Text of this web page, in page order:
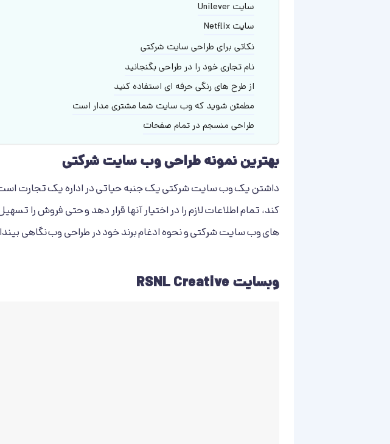
سایت Unilever
سایت Netflix
نکاتی برای طراحی سایت شرکتی
نام تجاری خود را در طراحی بگنجانید
از طرح های رنگی حرفه ای استفاده کنید
مطمئن شوید که وب سایت شما مشتری مدار است
طراحی منسجم در تمام صفحات
بهترین نمونه طراحی وب سایت شرکتی
داشتن یک وب سایت شرکتی یک جنبه حیاتی در اداره یک تجارت است،
کند، تمام اطلاعات لازم را در اختیار آنها قرار دهد و حتی فروش را
های وب سایت شرکتی و نحوه ادغام برند خود در طراحی وب نگاهی
وبسایت RSNL Creative